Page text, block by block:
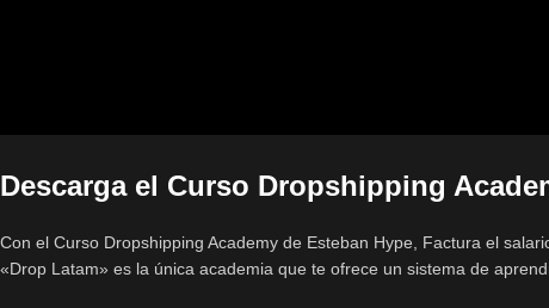
Descarga el Curso Dropshipping
Con el Curso Dropshipping Academy de Esteban Hype, Factura el
«Drop Latam» es la única academia que te ofrece un sistema de